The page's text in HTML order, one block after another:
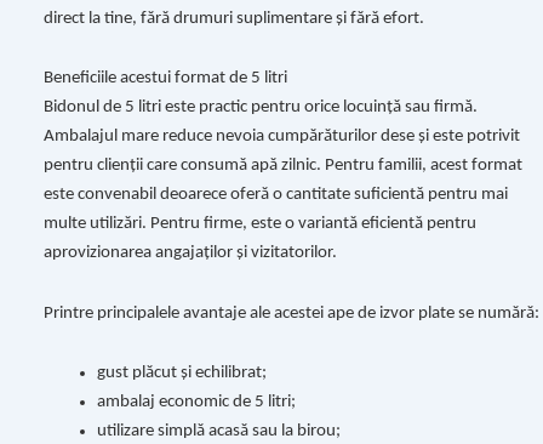
direct la tine, fără drumuri suplimentare și fără efort.
Beneficiile acestui format de 5 litri
Bidonul de 5 litri este practic pentru orice locuință sau firmă.
Ambalajul mare reduce nevoia cumpărăturilor dese și este potrivit
pentru clienții care consumă apă zilnic. Pentru familii, acest format
este convenabil deoarece oferă o cantitate suficientă pentru mai
multe utilizări. Pentru firme, este o variantă eficientă pentru
aprovizionarea angajaților și vizitatorilor.
Printre principalele avantaje ale acestei ape de izvor plate se numără:
gust plăcut și echilibrat;
ambalaj economic de 5 litri;
utilizare simplă acasă sau la birou;